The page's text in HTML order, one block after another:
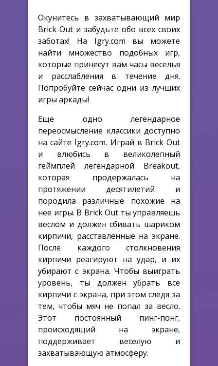
Окунитесь в захватывающий мир
Brick Out и забудьте обо всех своих
заботах! На Igry.com вы можете
найти множество подобных игр,
которые принесут вам часы веселья
и расслабления в течение дня.
Попробуйте сейчас одни из лучших
игры аркады!
Еще одно легендарное
переосмысление классики доступно
на сайте Igry.com. Играй в Brick Out
и влюбись в великолепный
геймплей легендарной Breakout,
которая продержалась на
протяжении десятилетий и
породила различные похожие на
нее игры. В Brick Out ты управляешь
веслом и должен сбивать шариком
кирпичи, расставленные на экране.
После каждого столкновения
кирпичи реагируют на удар, и их
убирают с экрана. Чтобы выиграть
уровень, ты должен убрать все
кирпичи с экрана, при этом следя за
тем, чтобы мяч не попал за весло.
Этот постоянный пинг-понг,
происходящий на экране,
поддерживает веселую и
захватывающую атмосферу.